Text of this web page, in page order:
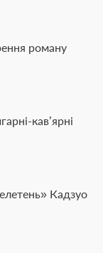
роману
кав’ярні
Кадзуо